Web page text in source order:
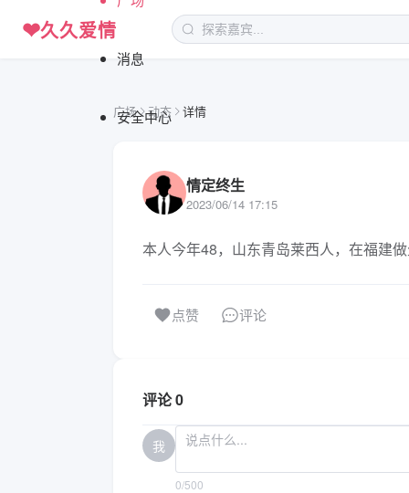
❤久久爱情
消息
安全中心
广场 动态 详情
情定终生
2023/06/14 17:15
本人今年48，山东青岛莱西人，在福建
点赞 评论
评论 0
我
0/500